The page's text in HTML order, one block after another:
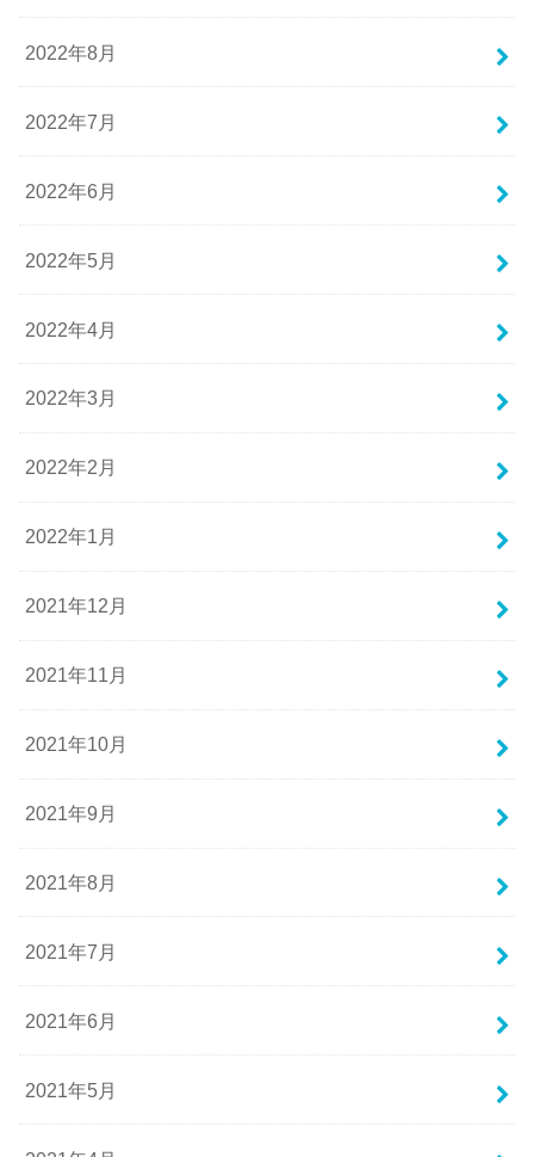
2022年8月
2022年7月
2022年6月
2022年5月
2022年4月
2022年3月
2022年2月
2022年1月
2021年12月
2021年11月
2021年10月
2021年9月
2021年8月
2021年7月
2021年6月
2021年5月